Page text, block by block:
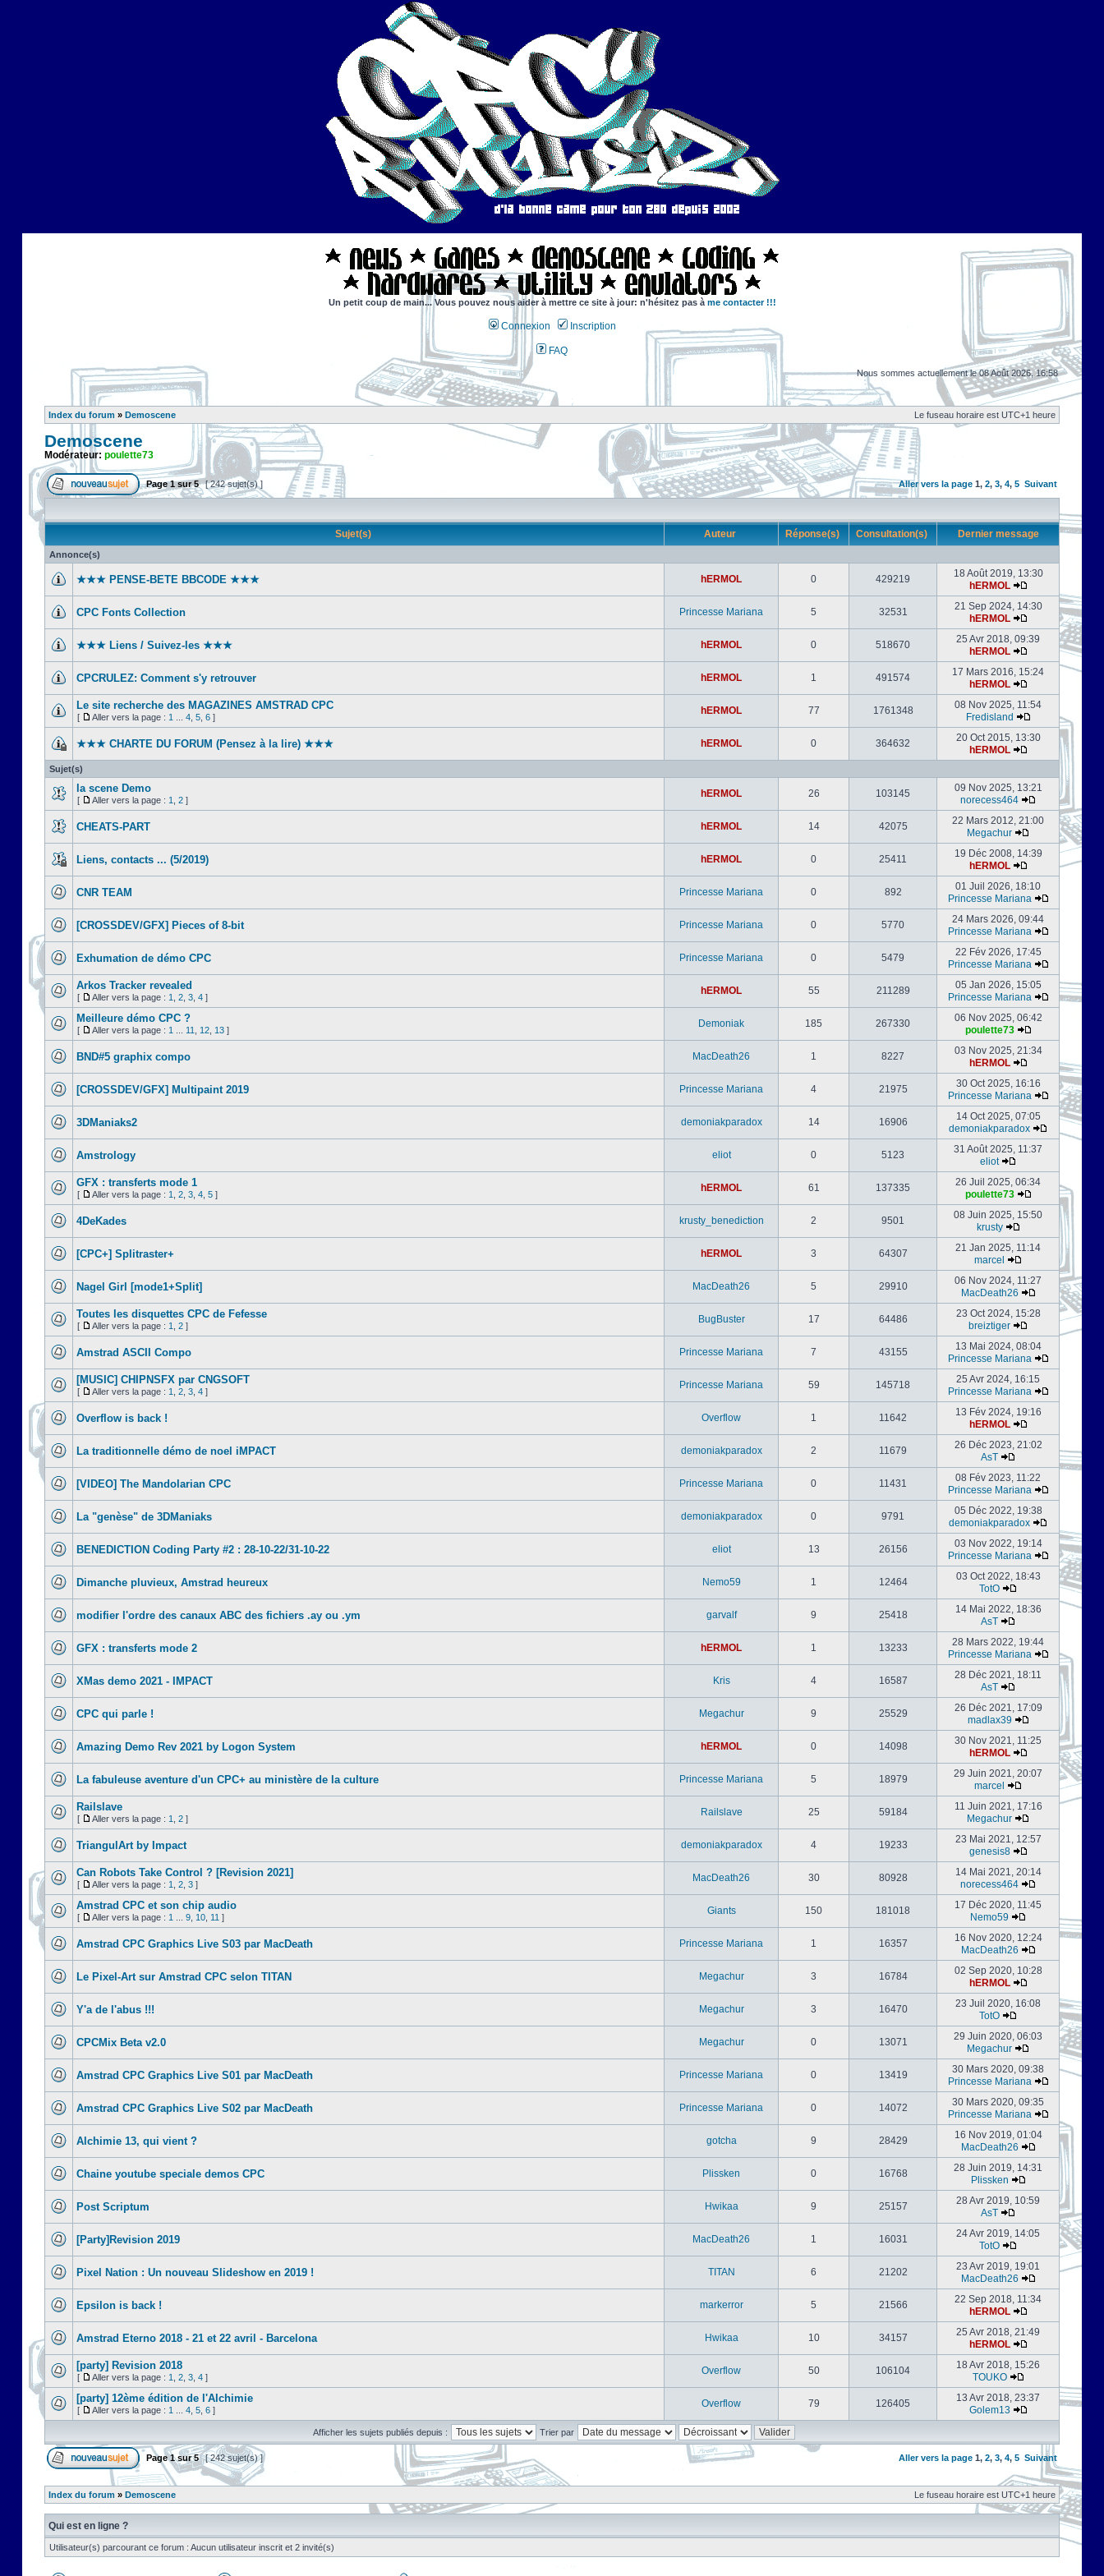
Un petit coup de main... Vous pouvez nous aider à mettre ce site à jour: n'hésitez pas à me contacter !!!
Connexion Inscription
FAQ
Nous sommes actuellement le 08 Août 2026, 16:58
Index du forum » Demoscene Le fuseau horaire est UTC+1 heure
Demoscene
Modérateur: poulette73
Page1sur5 [ 242 sujet(s) ] Aller vers la page 1, 2, 3, 4, 5 Suivant
Sujet(s) Auteur Réponse(s) Consultation(s) Dernier message
Annonce(s)
★★★ PENSE-BETE BBCODE ★★★ hERMOL 0 429219
18 Août 2019, 13:30
hERMOL
CPC Fonts Collection Princesse Mariana 5 32531
21 Sep 2024, 14:30
hERMOL
★★★ Liens / Suivez-les ★★★ hERMOL 0 518670
25 Avr 2018, 09:39
hERMOL
CPCRULEZ: Comment s'y retrouver‎ hERMOL 1 491574
17 Mars 2016, 15:24
hERMOL
Le site recherche des MAGAZINES AMSTRAD CPC
[ Aller vers la page : 1 4 5 6 ]
hERMOL 77 1761348
08 Nov 2025, 11:54
Fredisland
★★★ CHARTE DU FORUM (Pensez à la lire) ★★★ hERMOL 0 364632
20 Oct 2015, 13:30
hERMOL
Sujet(s)
la scene Demo
[ Aller vers la page : 1 2 ]
hERMOL 26 103145
09 Nov 2025, 13:21
norecess464
CHEATS-PART hERMOL 14 42075
22 Mars 2012, 21:00
Megachur
Liens, contacts ... (5/2019) hERMOL 0 25411
19 Déc 2008, 14:39
hERMOL
CNR TEAM Princesse Mariana 0 892
01 Juil 2026, 18:10
Princesse Mariana
[CROSSDEV/GFX] Pieces of 8-bit Princesse Mariana 0 5770
24 Mars 2026, 09:44
Princesse Mariana
Exhumation de démo CPC Princesse Mariana 0 5479
22 Fév 2026, 17:45
Princesse Mariana
Arkos Tracker revealed
[ Aller vers la page : 1 2 3 4 ]
hERMOL 55 211289
05 Jan 2026, 15:05
Princesse Mariana
Meilleure démo CPC ?
[ Aller vers la page : 1 11 12 13 ]
Demoniak 185 267330
06 Nov 2025, 06:42
poulette73
BND#5 graphix compo MacDeath26 1 8227
03 Nov 2025, 21:34
hERMOL
[CROSSDEV/GFX] Multipaint 2019 Princesse Mariana 4 21975
30 Oct 2025, 16:16
Princesse Mariana
3DManiaks2 demoniakparadox 14 16906
14 Oct 2025, 07:05
demoniakparadox
Amstrology eliot 0 5123
31 Août 2025, 11:37
eliot
GFX : transferts mode 1
[ Aller vers la page : 1 2 3 4 5 ]
hERMOL 61 137335
26 Juil 2025, 06:34
poulette73
4DeKades krusty_benediction 2 9501
08 Juin 2025, 15:50
krusty
[CPC+] Splitraster+ hERMOL 3 64307
21 Jan 2025, 11:14
marcel
Nagel Girl [mode1+Split] MacDeath26 5 29910
06 Nov 2024, 11:27
MacDeath26
Toutes les disquettes CPC de Fefesse
[ Aller vers la page : 1 2 ]
BugBuster 17 64486
23 Oct 2024, 15:28
breiztiger
Amstrad ASCII Compo Princesse Mariana 7 43155
13 Mai 2024, 08:04
Princesse Mariana
[MUSIC] CHIPNSFX par CNGSOFT
[ Aller vers la page : 1 2 3 4 ]
Princesse Mariana 59 145718
25 Avr 2024, 16:15
Princesse Mariana
Overflow is back ! Overflow 1 11642
13 Fév 2024, 19:16
hERMOL
La traditionnelle démo de noel iMPACT demoniakparadox 2 11679
26 Déc 2023, 21:02
AsT
[VIDEO] The Mandolarian CPC Princesse Mariana 0 11431
08 Fév 2023, 11:22
Princesse Mariana
La "genèse" de 3DManiaks demoniakparadox 0 9791
05 Déc 2022, 19:38
demoniakparadox
BENEDICTION Coding Party #2 : 28-10-22/31-10-22 eliot 13 26156
03 Nov 2022, 19:14
Princesse Mariana
Dimanche pluvieux, Amstrad heureux Nemo59 1 12464
03 Oct 2022, 18:43
TotO
modifier l'ordre des canaux ABC des fichiers .ay ou .ym garvalf 9 25418
14 Mai 2022, 18:36
AsT
GFX : transferts mode 2 hERMOL 1 13233
28 Mars 2022, 19:44
Princesse Mariana
XMas demo 2021 - IMPACT Kris 4 16587
28 Déc 2021, 18:11
AsT
CPC qui parle ! Megachur 9 25529
26 Déc 2021, 17:09
madlax39
Amazing Demo Rev 2021 by Logon System hERMOL 0 14098
30 Nov 2021, 11:25
hERMOL
La fabuleuse aventure d'un CPC+ au ministère de la culture Princesse Mariana 5 18979
29 Juin 2021, 20:07
marcel
Railslave
[ Aller vers la page : 1 2 ]
Railslave 25 59184
11 Juin 2021, 17:16
Megachur
TriangulArt by Impact demoniakparadox 4 19233
23 Mai 2021, 12:57
genesis8
Can Robots Take Control ? [Revision 2021]
[ Aller vers la page : 1 2 3 ]
MacDeath26 30 80928
14 Mai 2021, 20:14
norecess464
Amstrad CPC et son chip audio
[ Aller vers la page : 1 9 10 11 ]
Giants 150 181018
17 Déc 2020, 11:45
Nemo59
Amstrad CPC Graphics Live S03 par MacDeath Princesse Mariana 1 16357
16 Nov 2020, 12:24
MacDeath26
Le Pixel-Art sur Amstrad CPC selon TITAN Megachur 3 16784
02 Sep 2020, 10:28
hERMOL
Y'a de l'abus !!! Megachur 3 16470
23 Juil 2020, 16:08
TotO
CPCMix Beta v2.0 Megachur 0 13071
29 Juin 2020, 06:03
Megachur
Amstrad CPC Graphics Live S01 par MacDeath Princesse Mariana 0 13419
30 Mars 2020, 09:38
Princesse Mariana
Amstrad CPC Graphics Live S02 par MacDeath Princesse Mariana 0 14072
30 Mars 2020, 09:35
Princesse Mariana
Alchimie 13, qui vient ? gotcha 9 28429
16 Nov 2019, 01:04
MacDeath26
Chaine youtube speciale demos CPC Plissken 0 16768
28 Juin 2019, 14:31
Plissken
Post Scriptum Hwikaa 9 25157
28 Avr 2019, 10:59
AsT
[Party]Revision 2019 MacDeath26 1 16031
24 Avr 2019, 14:05
TotO
Pixel Nation : Un nouveau Slideshow en 2019 ! TITAN 6 21202
23 Avr 2019, 19:01
MacDeath26
Epsilon is back ! markerror 5 21566
22 Sep 2018, 11:34
hERMOL
Amstrad Eterno 2018 - 21 et 22 avril - Barcelona Hwikaa 10 34157
25 Avr 2018, 21:49
hERMOL
[party] Revision 2018
[ Aller vers la page : 1 2 3 4 ]
Overflow 50 106104
18 Avr 2018, 15:26
TOUKO
[party] 12ème édition de l'Alchimie
[ Aller vers la page : 1 4 5 6 ]
Overflow 79 126405
13 Avr 2018, 23:37
Golem13
Afficher les sujets publiés depuis : Trier par
Page1sur5 [ 242 sujet(s) ] Aller vers la page 1, 2, 3, 4, 5 Suivant
Index du forum » Demoscene Le fuseau horaire est UTC+1 heure
Qui est en ligne ?
Utilisateur(s) parcourant ce forum : Aucun utilisateur inscrit et 2 invité(s)